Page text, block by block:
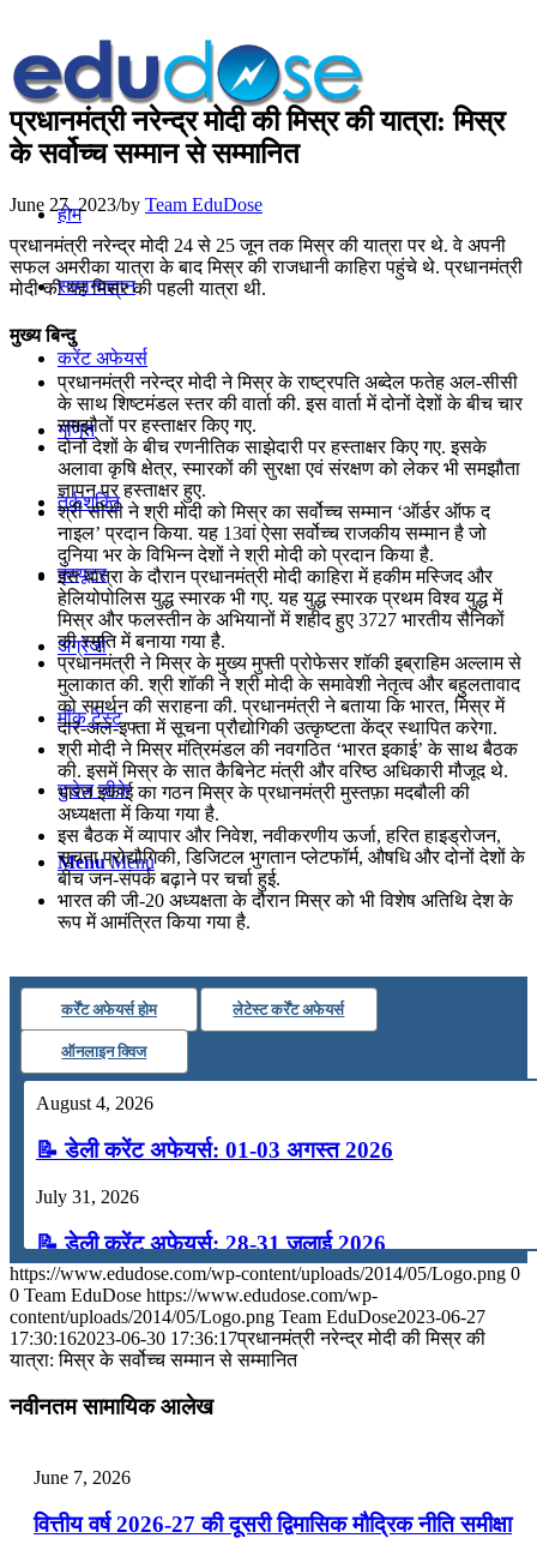
होम
सामान्यज्ञान
करेंट अफेयर्स
गणित
तर्कशक्ति
कंप्यूटर
अंग्रेजी
मॉक टेस्ट
टुडेज जीके
Menu Menu
प्रधानमंत्री नरेन्‍द्र मोदी की मिस्र की यात्रा: मिस्र
के सर्वोच्‍च सम्‍मान से सम्मानित
June 27, 2023/by Team EduDose
प्रधानमंत्री नरेन्‍द्र मोदी 24 से 25 जून तक मिस्र की यात्रा पर थे. वे अपनी
सफल अमरीका यात्रा के बाद मिस्र की राजधानी काहिरा पहुंचे थे. प्रधानमंत्री
मोदी की यह मिस्र की पहली यात्रा थी.
मुख्य बिन्दु
प्रधानमंत्री नरेन्द्र मोदी ने मिस्र के राष्ट्रपति अब्देल फतेह अल-सीसी
के साथ शिष्टमंडल स्तर की वार्ता की. इस वार्ता में दोनों देशों के बीच चार
समझौतों पर हस्ताक्षर किए गए.
दोनों देशों के बीच रणनीतिक साझेदारी पर हस्ताक्षर किए गए. इसके
अलावा कृषि क्षेत्र, स्मारकों की सुरक्षा एवं संरक्षण को लेकर भी समझौता
ज्ञापन पर हस्ताक्षर हुए.
श्री सीसी ने श्री मोदी को मिस्र का सर्वोच्‍च सम्‍मान ‘ऑर्डर ऑफ द
नाइल’ प्रदान किया. यह 13वां ऐसा सर्वोच्च राजकीय सम्मान है जो
दुनिया भर के विभिन्न देशों ने श्री मोदी को प्रदान किया है.
इस यात्रा के दौरान प्रधानमंत्री मोदी काहिरा में हकीम मस्जिद और
हेलियोपोलिस युद्ध स्‍मारक भी गए. यह युद्ध स्‍मारक प्रथम विश्‍व युद्ध में
मिस्र और फलस्‍तीन के अभियानों में शहीद हुए 3727 भारतीय सैनिकों
की स्‍मृति में बनाया गया है.
प्रधानमंत्री ने मिस्र के मुख्य मुफ्ती प्रोफेसर शॉकी इब्राहिम अल्लाम से
मुलाकात की. श्री शॉकी ने श्री मोदी के समावेशी नेतृत्व और बहुलतावाद
को समर्थन की सराहना की. प्रधानमंत्री ने बताया कि भारत, मिस्र में
दार-अल-इफ्ता में सूचना प्रौद्योगिकी उत्कृष्टता केंद्र स्थापित करेगा.
श्री मोदी ने मिस्र मंत्रिमंडल की नवगठित ‘भारत इकाई’ के साथ बैठक
की. इसमें मिस्र के सात कैबिनेट मंत्री और वरिष्ठ अधिकारी मौजूद थे.
भारत इकाई का गठन मिस्र के प्रधानमंत्री मुस्तफ़ा मदबौली की
अध्यक्षता में किया गया है.
इस बैठक में व्यापार और निवेश, नवीकरणीय ऊर्जा, हरित हाइड्रोजन,
सूचना प्रोद्यौगिकी, डिजिटल भुगतान प्लेटफॉर्म, औषधि और दोनों देशों के
बीच जन-संपर्क बढ़ाने पर चर्चा हुई.
भारत की जी-20 अध्‍यक्षता के दौरान मिस्र को भी विशेष अतिथि देश के
रूप में आमंत्रित किया गया है.
कर्रेंट अफेयर्स होम लेटेस्ट कर्रेंट अफेयर्स
ऑनलाइन क्विज
August 4, 2026
📝 डेली करेंट अफेयर्स: 01-03 अगस्त 2026
July 31, 2026
📝 डेली करेंट अफेयर्स: 28-31 जुलाई 2026
July 28, 2026
📝 डेली करेंट अफेयर्स: 25-27 जुलाई 2026
July 22, 2026
📝 डेली करेंट अफेयर्स: 19-21 जुलाई 2026
https://www.edudose.com/wp-content/uploads/2014/05/Logo.png 0
0 Team EduDose https://www.edudose.com/wp-
content/uploads/2014/05/Logo.png Team EduDose2023-06-27
17:30:162023-06-30 17:36:17प्रधानमंत्री नरेन्‍द्र मोदी की मिस्र की
यात्रा: मिस्र के सर्वोच्‍च सम्‍मान से सम्मानित
नवीनतम सामायिक आलेख
June 7, 2026
वित्तीय वर्ष 2026-27 की दूसरी द्विमासिक मौद्रिक नीति समीक्षा